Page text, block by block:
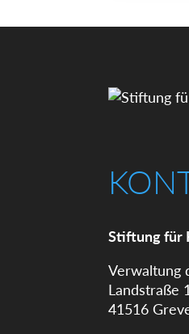
Stiftung für
Verwaltung
Landstraße
41516